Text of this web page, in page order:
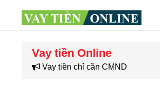
Vay tiền Online
Vay tiền chỉ cần CMND